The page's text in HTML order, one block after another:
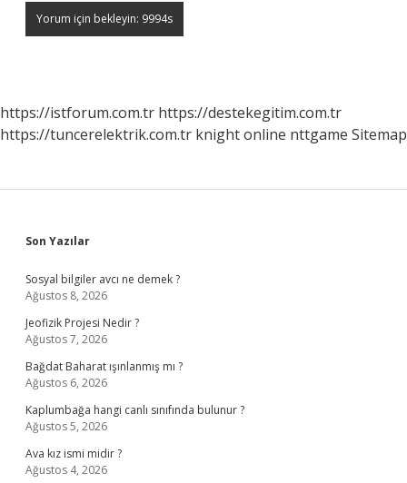
https://istforum.com.tr https://destekegitim.com.tr
https://tuncerelektrik.com.tr knight online nttgame Sitemap
Sidebar
Son Yazılar
Sosyal bilgiler avcı ne demek ?
Ağustos 8, 2026
Jeofizik Projesi Nedir ?
Ağustos 7, 2026
Bağdat Baharat ışınlanmış mı ?
Ağustos 6, 2026
Kaplumbağa hangi canlı sınıfında bulunur ?
Ağustos 5, 2026
Ava kız ismi midir ?
Ağustos 4, 2026